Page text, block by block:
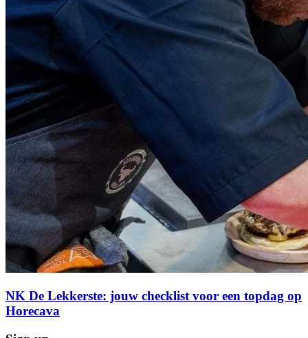
NK De Lekkerste: jouw checklist voor een topdag op
Horecava